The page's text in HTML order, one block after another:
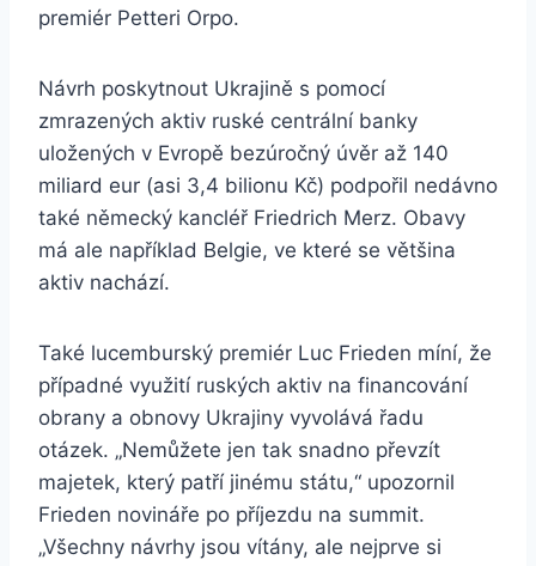
premiér Petteri Orpo.
Návrh poskytnout Ukrajině s pomocí
zmrazených aktiv ruské centrální banky
uložených v Evropě bezúročný úvěr až 140
miliard eur (asi 3,4 bilionu Kč) podpořil nedávno
také německý kancléř Friedrich Merz. Obavy
má ale například Belgie, ve které se většina
aktiv nachází.
Také lucemburský premiér Luc Frieden míní, že
případné využití ruských aktiv na financování
obrany a obnovy Ukrajiny vyvolává řadu
otázek. „Nemůžete jen tak snadno převzít
majetek, který patří jinému státu,“ upozornil
Frieden novináře po příjezdu na summit.
„Všechny návrhy jsou vítány, ale nejprve si